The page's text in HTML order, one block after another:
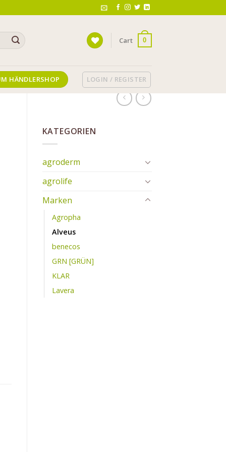
Cart 0
HÄNDLERSHOP LOGIN / REGISTER
KATEGORIEN
agroderm
agrolife
Marken
Agropha
Alveus
benecos
GRN [GRÜN]
KLAR
Lavera